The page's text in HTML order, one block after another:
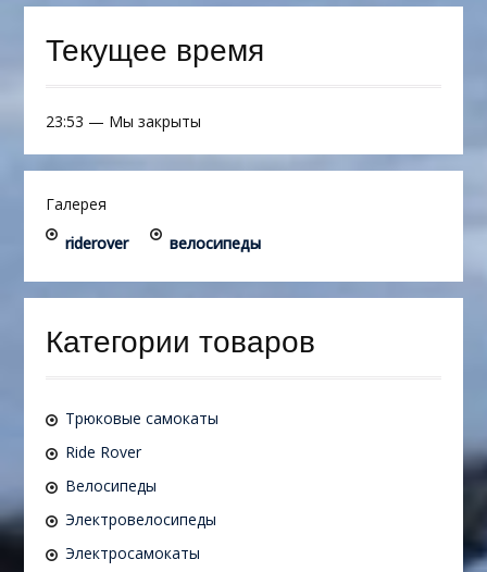
Текущее время
23:53 — Мы закрыты
Галерея
riderover
велосипеды
Категории товаров
Трюковые самокаты
Ride Rover
Велосипеды
Электровелосипеды
Электросамокаты